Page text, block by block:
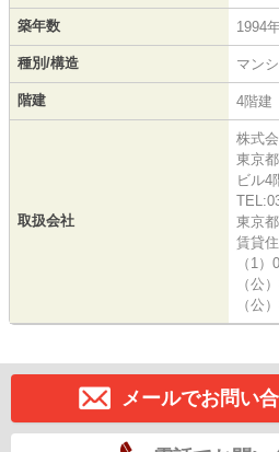
築年数 1994
種別/構造 マン
階建 4階建
取扱会社
株式
東京
ビル4
東京
賃貸
（1
（公
（公
メールでお問い